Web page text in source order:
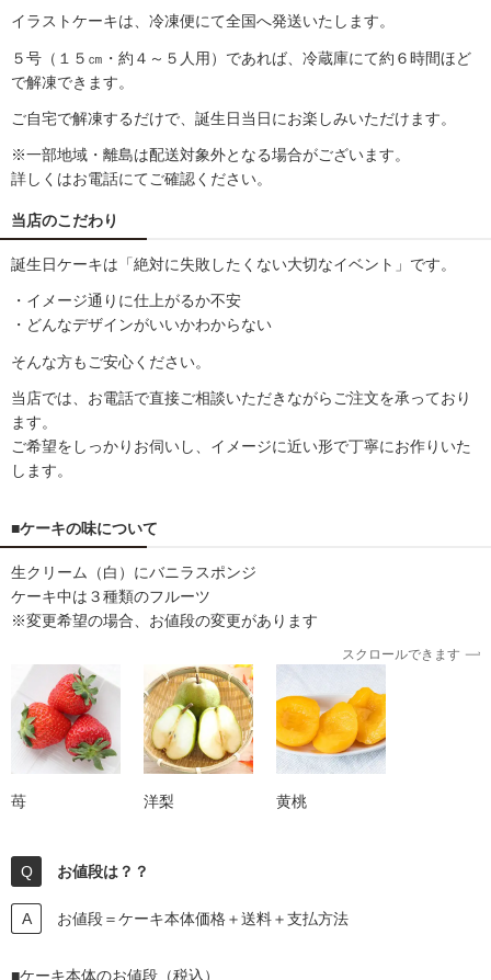
イラストケーキは、冷凍便にて全国へ発送いたします。
５号（１５㎝・約４～５人用）であれば、冷蔵庫にて約６時間ほど
で解凍できます。
ご自宅で解凍するだけで、誕生日当日にお楽しみいただけます。
※一部地域・離島は配送対象外となる場合がございます。
詳しくはお電話にてご確認ください。
当店のこだわり
誕生日ケーキは「絶対に失敗したくない大切なイベント」です。
・イメージ通りに仕上がるか不安
・どんなデザインがいいかわからない
そんな方もご安心ください。
当店では、お電話で直接ご相談いただきながらご注文を承っており
ます。
ご希望をしっかりお伺いし、イメージに近い形で丁寧にお作りいた
します。
■ケーキの味について
生クリーム（白）にバニラスポンジ
ケーキ中は３種類のフルーツ
※変更希望の場合、お値段の変更があります
スクロールできます
苺 洋梨 黄桃
お値段は？？
お値段＝ケーキ本体価格＋送料＋支払方法
■ケーキ本体のお値段（税込）